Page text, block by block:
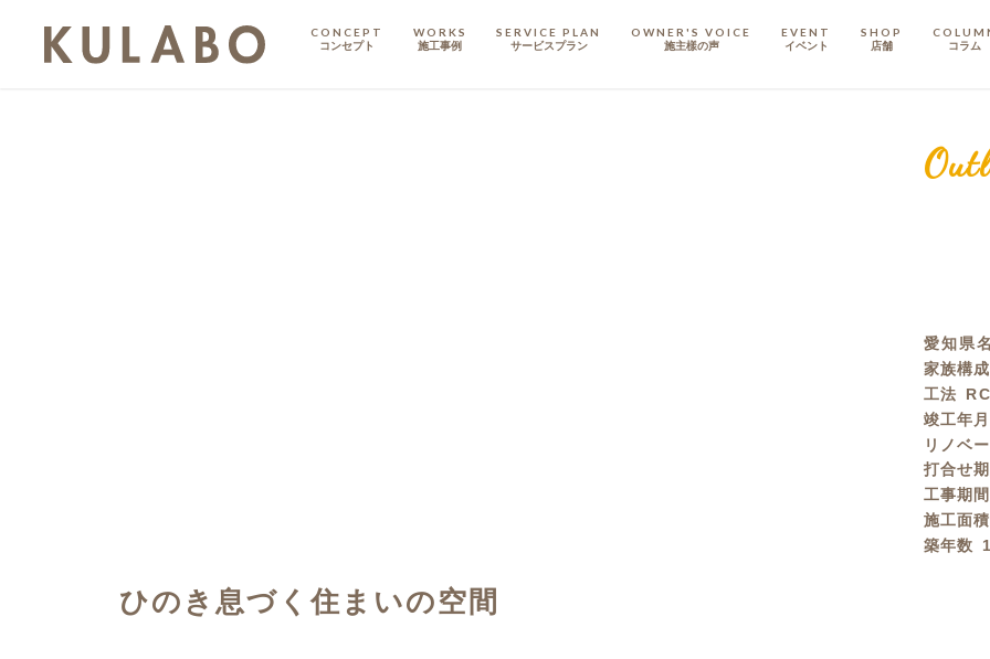
CONCEPT
コンセプト
WORKS
施工事例
SERVICE PLAN
サービスプラン
店舗リノベーション
OWNER'S VOICE
施主樣の声
EVENT
イベント
SHOP
店舗 コラム
ひのき息づく住まいの空間
愛知県
家族構成
工法
竣工年月
リノベ
打合せ
工事期間
施工面積
築年数